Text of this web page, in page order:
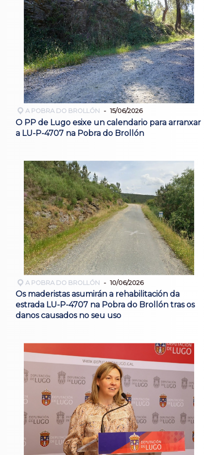
A POBRA DO BROLLÓN 15/06/2026
O PP de Lugo esixe un calendario para arranxar
a LU-P-4707 na Pobra do Brollón
A POBRA DO BROLLÓN 10/06/2026
Os maderistas asumirán a rehabilitación da
estrada LU-P-4707 na Pobra do Brollón tras os
danos causados no seu uso